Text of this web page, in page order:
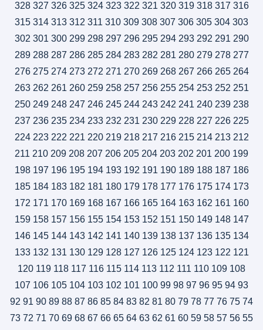
328 327 326 325 324 323 322 321 320 319 318 317 316
315 314 313 312 311 310 309 308 307 306 305 304 303
302 301 300 299 298 297 296 295 294 293 292 291 290
289 288 287 286 285 284 283 282 281 280 279 278 277
276 275 274 273 272 271 270 269 268 267 266 265 264
263 262 261 260 259 258 257 256 255 254 253 252 251
250 249 248 247 246 245 244 243 242 241 240 239 238
237 236 235 234 233 232 231 230 229 228 227 226 225
224 223 222 221 220 219 218 217 216 215 214 213 212
211 210 209 208 207 206 205 204 203 202 201 200 199
198 197 196 195 194 193 192 191 190 189 188 187 186
185 184 183 182 181 180 179 178 177 176 175 174 173
172 171 170 169 168 167 166 165 164 163 162 161 160
159 158 157 156 155 154 153 152 151 150 149 148 147
146 145 144 143 142 141 140 139 138 137 136 135 134
133 132 131 130 129 128 127 126 125 124 123 122 121
120 119 118 117 116 115 114 113 112 111 110 109 108
107 106 105 104 103 102 101 100 99 98 97 96 95 94 93
92 91 90 89 88 87 86 85 84 83 82 81 80 79 78 77 76 75 74
73 72 71 70 69 68 67 66 65 64 63 62 61 60 59 58 57 56 55